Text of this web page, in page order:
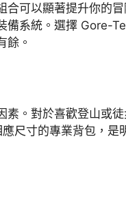
合可以顯著提升你的
備系統。選擇 Gore-
餘。
素。對於喜歡登山或
尺寸的專業背包，是